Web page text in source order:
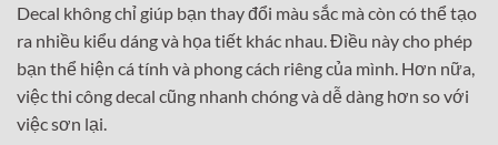
Decal không chỉ giúp bạn thay đổi màu sắc mà còn có thể tạo
ra nhiều kiểu dáng và họa tiết khác nhau. Điều này cho phép
bạn thể hiện cá tính và phong cách riêng của mình. Hơn nữa,
việc thi công decal cũng nhanh chóng và dễ dàng hơn so với
việc sơn lại.